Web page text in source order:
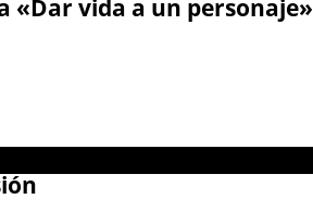
«Dar vida a un personaje»